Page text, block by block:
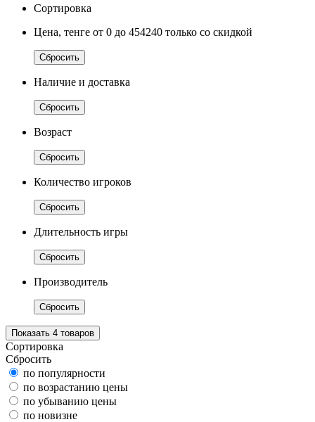
Сортировка
Цена, тенге от 0 до 454240 только со скидкой
Сбросить
Наличие и доставка
Сбросить
Возраст
Сбросить
Количество игроков
Сбросить
Длительность игры
Сбросить
Производитель
Сбросить
Показать 4 товаров
Сортировка
Сбросить
по популярности
по возрастанию цены
по убыванию цены
по новизне